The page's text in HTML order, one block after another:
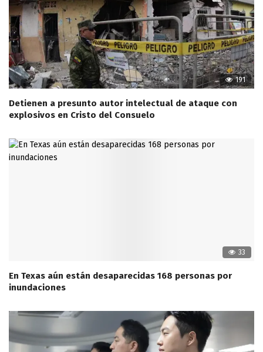
191
Detienen a presunto autor intelectual de ataque con
explosivos en Cristo del Consuelo
33
En Texas aún están desaparecidas 168 personas por
inundaciones